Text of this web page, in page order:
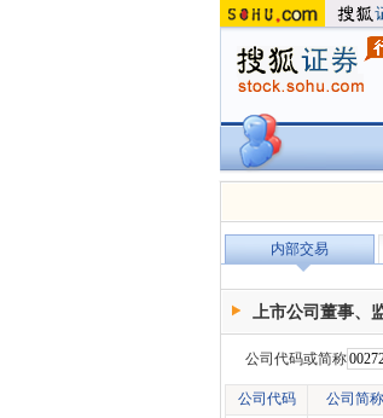
内部交易
上市公司董事、
公司代码或简称
公司代码 公司简称